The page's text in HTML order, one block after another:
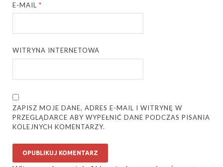
E-MAIL*
WITRYNA INTERNETOWA
ZAPISZ MOJE DANE, ADRES E-MAIL I WITRYNĘ W
PRZEGLĄDARCE ABY WYPEŁNIĆ DANE PODCZAS PISANIA
KOLEJNYCH KOMENTARZY.